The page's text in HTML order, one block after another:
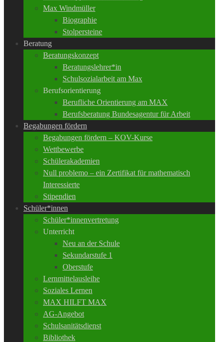
Max Windmüller
Biographie
Stolpersteine
Beratung
Beratungskonzept
Beratungslehrer*in
Schulsozialarbeit am Max
Berufsorientierung
Berufliche Orientierung am MAX
Berufsberatung Bundesagentur für Arbeit
Begabungen fördern
Begabungen fördern – KOV-Kurse
Wettbewerbe
Schülerakademien
Null problemo – ein Zertifikat für mathematisch
Interessierte
Stipendien
Schüler*innen
Schüler*innenvertretung
Unterricht
Neu an der Schule
Sekundarstufe 1
Oberstufe
Lernmittelausleihe
Soziales Lernen
MAX HILFT MAX
AG-Angebot
Schulsanitätsdienst
Bibliothek